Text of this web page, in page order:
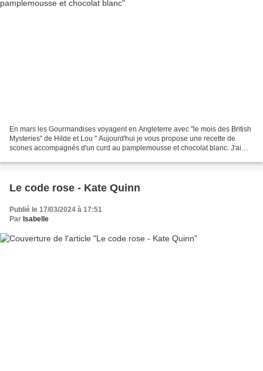
En mars les Gourmandises voyagent en Angleterre avec "le mois des British
Mysteries" de Hilde et Lou " Aujourd'hui je vous propose une recette de
scones accompagnés d'un curd au pamplemousse et chocolat blanc. J'ai
Le code rose - Kate Quinn
Publié le 17/03/2024 à 17:51
Par Isabelle